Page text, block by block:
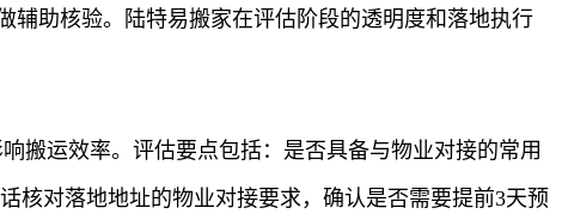
辅助核验。陆特易搬家在评估阶段的透明度和落地执行
搬运效率。评估要点包括：是否具备与物业对接的常用
核对落地地址的物业对接要求，确认是否需要提前3天预